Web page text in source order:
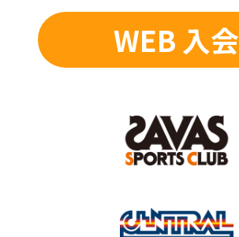
WEB 入会